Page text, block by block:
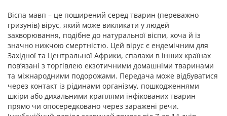
Віспа мавп – це поширений серед тварин (переважно
гризунів) вірус, який може викликати у людей
захворювання, подібне до натуральної віспи, хоча й із
значно нижчою смертністю. Цей вірус є ендемічним для
Західної та Центральної Африки, спалахи в інших країнах
пов’язані з торгівлею екзотичними домашніми тваринами
та міжнародними подорожами. Передача може відбуватися
через контакт із рідинами організму, пошкодженнями
шкіри або дихальними краплями інфікованих тварин
прямо чи опосередковано через заражені речи.